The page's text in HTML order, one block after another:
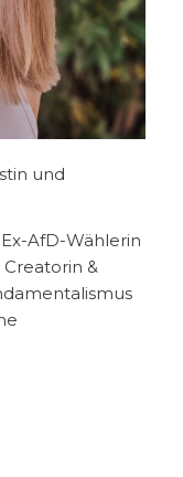
und
AfD-Wählerin
&